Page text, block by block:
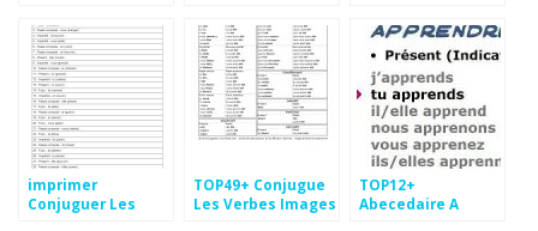
imprimer
Conjuguer Les
TOP49+ Conjugue
Les Verbes Images
TOP12+
Abecedaire A